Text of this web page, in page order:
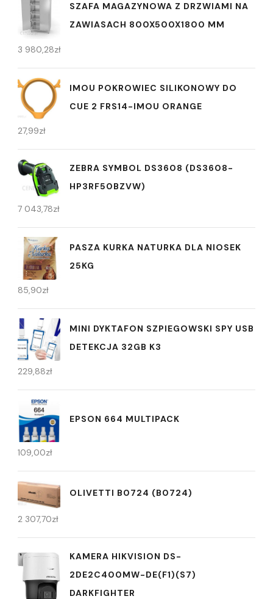
SZAFA MAGAZYNOWA Z DRZWIAMI NA
ZAWIASACH 800X500X1800 MM
3 980,28zł
IMOU POKROWIEC SILIKONOWY DO
CUE 2 FRS14-IMOU ORANGE
27,99zł
ZEBRA SYMBOL DS3608 (DS3608-
HP3RF50BZVW)
7 043,78zł
PASZA KURKA NATURKA DLA NIOSEK
25KG
85,90zł
MINI DYKTAFON SZPIEGOWSKI SPY USB
DETEKCJA 32GB K3
229,88zł
EPSON 664 MULTIPACK
109,00zł
OLIVETTI B0724 (B0724)
2 307,70zł
KAMERA HIKVISION DS-
2DE2C400MW-DE(F1)(S7)
DARKFIGHTER